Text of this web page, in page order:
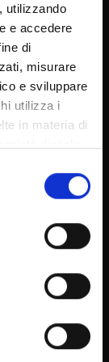
utilizzando
e accedere
di
misurare
e sviluppare
utilizza i
in materia di
qualsiasi
facendo clic
qualche